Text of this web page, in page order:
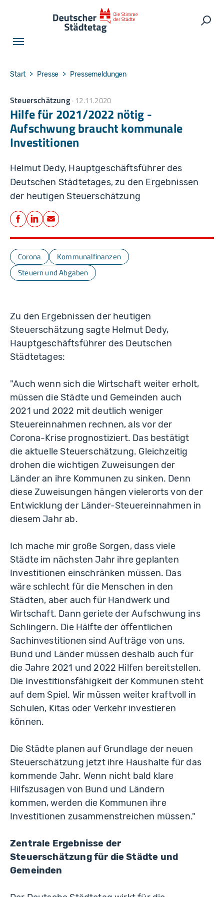
You are here:
Start Presse Pressemeldungen
Steuerschätzung 12.11.2020
Hilfe für 2021/2022 nötig -
Aufschwung braucht kommunale
Investitionen
Helmut Dedy, Hauptgeschäftsführer des
Deutschen Städtetages, zu den Ergebnissen
der heutigen Steuerschätzung
Teilen
Facebook
LinkedIn
E-Mail
Corona
Kommunalfinanzen
Steuern und Abgaben
Zu den Ergebnissen der heutigen
Steuerschätzung sagte Helmut Dedy,
Hauptgeschäftsführer des Deutschen
Städtetages:
"Auch wenn sich die Wirtschaft weiter erholt,
müssen die Städte und Gemeinden auch
2021 und 2022 mit deutlich weniger
Steuereinnahmen rechnen, als vor der
Corona-Krise prognostiziert. Das bestätigt
die aktuelle Steuerschätzung. Gleichzeitig
drohen die wichtigen Zuweisungen der
Länder an ihre Kommunen zu sinken. Denn
diese Zuweisungen hängen vielerorts von der
Entwicklung der Länder-Steuereinnahmen in
diesem Jahr ab.
Ich mache mir große Sorgen, dass viele
Städte im nächsten Jahr ihre geplanten
Investitionen einschränken müssen. Das
wäre schlecht für die Menschen in den
Städten, aber auch für Handwerk und
Wirtschaft. Dann geriete der Aufschwung ins
Schlingern. Die Hälfte der öffentlichen
Sachinvestitionen sind Aufträge von uns.
Bund und Länder müssen deshalb auch für
die Jahre 2021 und 2022 Hilfen bereitstellen.
Die Investitionsfähigkeit der Kommunen steht
auf dem Spiel. Wir müssen weiter kraftvoll in
Schulen, Kitas oder Verkehr investieren
können.
Die Städte planen auf Grundlage der neuen
Steuerschätzung jetzt ihre Haushalte für das
kommende Jahr. Wenn nicht bald klare
Hilfszusagen von Bund und Ländern
kommen, werden die Kommunen ihre
Investitionen zusammenstreichen müssen."
Zentrale Ergebnisse der
Steuerschätzung für die Städte und
Gemeinden